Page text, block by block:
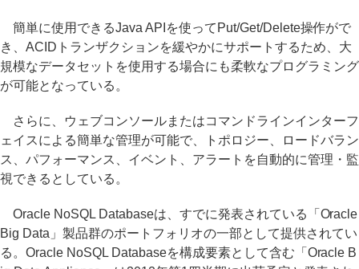
簡単に使用できるJava APIを使ってPut/Get/Delete操作がで
き、ACIDトランザクションを緩やかにサポートするため、大
規模なデータセットを使用する場合にも柔軟なプログラミング
が可能となっている。
さらに、ウェブコンソールまたはコマンドラインインターフ
ェイスによる簡単な管理が可能で、トポロジー、ロードバラン
ス、パフォーマンス、イベント、アラートを自動的に管理・監
視できるとしている。
Oracle NoSQL Databaseは、すでに発表されている「Oracle
Big Data」製品群のポートフォリオの一部として提供されてい
る。Oracle NoSQL Databaseを構成要素として含む「Oracle B